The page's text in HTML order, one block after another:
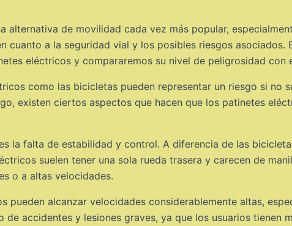
de movilidad cada vez más popular,
cuanto a la seguridad vial y los posibles riesgos asociados.
eléctricos y compararemos su nivel de peligrosidad con
como las bicicletas pueden representar un riesgo si no
existen ciertos aspectos que hacen que los patinetes
la falta de estabilidad y control. A diferencia de las
suelen tener una sola rueda trasera y carecen de
o a altas velocidades.
alcanzar velocidades considerablemente altas,
accidentes y lesiones graves, ya que los usuarios tienen